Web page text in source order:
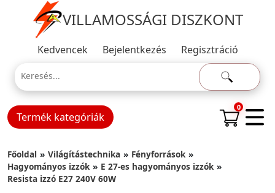
VILLAMOSSÁGI DISZKONT
Kedvencek Bejelentkezés Regisztráció
Termék kategóriák
0
Főoldal Világítástechnika
Fényforrások
Hagyományos izzók
E 27-es hagyományos izzók
Resista izzó E27 240V 60W